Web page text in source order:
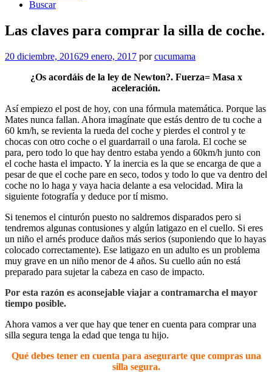
Buscar
Las claves para comprar la silla de coche.
20 diciembre, 201629 enero, 2017 porcucumama
¿Os acordáis de la ley de Newton?. Fuerza= Masa x
aceleración.
Así empiezo el post de hoy, con una fórmula matemática. Porque las
Mates nunca fallan. Ahora imagínate que estás dentro de tu coche a
60 km/h, se revienta la rueda del coche y pierdes el control y te
chocas con otro coche o el guardarrail o una farola. El coche se
para, pero todo lo que hay dentro estaba yendo a 60km/h junto con
el coche hasta el impacto. Y la inercia es la que se encarga de que a
pesar de que el coche pare en seco, todos y todo lo que va dentro del
coche no lo haga y vaya hacia delante a esa velocidad. Mira la
siguiente fotografía y deduce por tí mismo.
Si tenemos el cinturón puesto no saldremos disparados pero si
tendremos algunas contusiones y algún latigazo en el cuello. Si eres
un niño el arnés produce daños más serios (suponiendo que lo hayas
colocado correctamente). Ese latigazo en un adulto es un problema
muy grave en un niño menor de 4 años. Su cuello aún no está
preparado para sujetar la cabeza en caso de impacto.
Por esta razón es aconsejable viajar a contramarcha el mayor
tiempo posible.
Ahora vamos a ver que hay que tener en cuenta para comprar una
silla segura tenga la edad que tenga tu hijo.
Qué debes tener en cuenta para asegurarte que compras una
silla segura.